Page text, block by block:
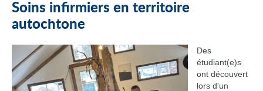
Soins infirmiers en territoire
autochtone
Des
étudiant(e)s
ont découvert
lors d'un